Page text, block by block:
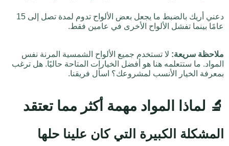
دعني أريك بالضبط ما يجعل بعض الألواح تدوم لمدة تصل إلى 15
عامًا بينما تفشل الألواح الأخرى في عامين فقط.
ملاحظة سريعة: لا تستخدم جميع الألواح الشمسية المرنة نفس
المواد. ما ستتعلمه هنا هو أفضل الخيارات المتاحة حاليًا. هل ترغب
بمعرفة الخيار الأنسب لمشروعك؟ اسأل فريقنا.
🔬 لماذا المواد مهمة أكثر مما تعتقد
المشكلة الكبيرة التي كان علينا حلها